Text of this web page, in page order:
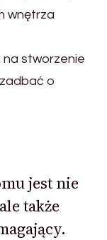
wnętrza
na stworzenie
o
jest nie
także